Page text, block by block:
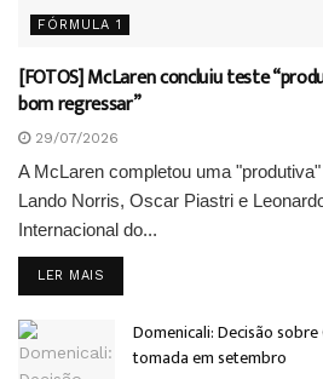
FÓRMULA 1
[FOTOS] McLaren concluiu teste
bom regressar”
29/07/2026
A McLaren completou uma
Lando Norris, Oscar Piastri e
Internacional do...
LER MAIS
Domenicali: Decisão
tomada em setembro